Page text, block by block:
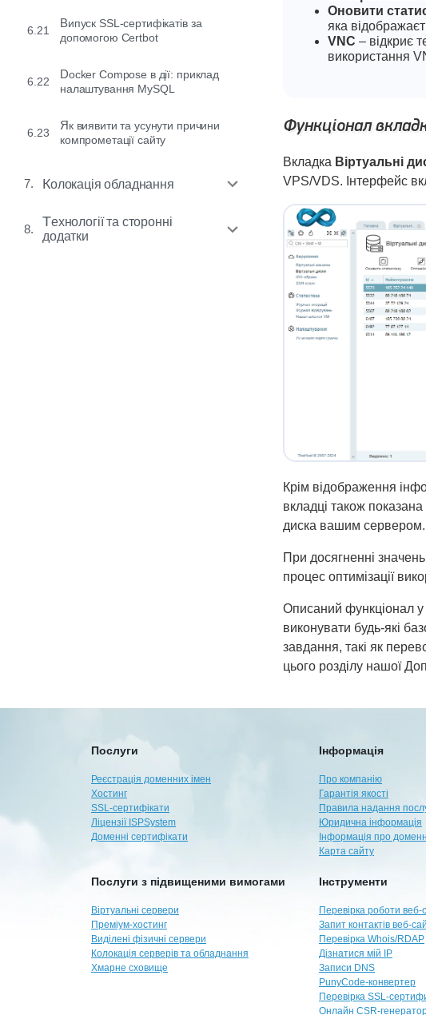
6.21
Випуск SSL-сертифікатів за
допомогою Certbot
6.22
Docker Compose в дії: приклад
налаштування MySQL
6.23
Як виявити та усунути причини
компрометації сайту
7. Колокація обладнання
8. Технології та сторонні
додатки
Оновити
яка
VNC – відкриє
використання
Функціонал
Вкладка Віртуальні
VPS/VDS. Інтерфейс
Крім відображення
вкладці також
диска вашим сервером.
При досягненні
процес оптимізації
Описаний функціонал у
виконувати будь-які
завдання, такі як
цього розділу нашої
Послуги
Реєстрація доменних імен
Хостинг
SSL-сертифікати
Ліцензії ISPSystem
Доменні сертифікати
Інформація
Про компанію
Гарантія якості
Правила надання
Юридична інформація
Інформація про
Карта сайту
Послуги з підвищеними вимогами
Віртуальні сервери
Преміум-хостинг
Виділені фізичні сервери
Колокація серверів та обладнання
Хмарне сховище
Інструменти
Перевірка роботи веб-
Запит контактів веб-
Перевірка Whois/RDAP
Дізнатися мій IP
Записи DNS
PunyCode-конвертер
Перевірка SSL-
Онлайн CSR-